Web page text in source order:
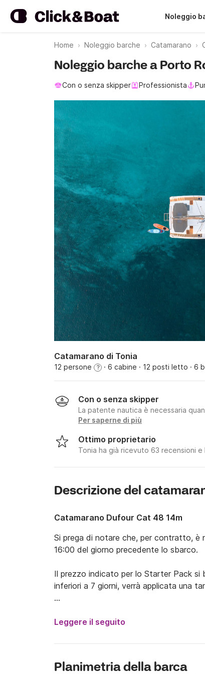
Noleggio
Home Noleggio barche Catamarano
Noleggio barche a Porto
Con o senza skipper Professionista
Catamarano di Tonia
12 persone ? · 6 cabine · 12 posti letto · 6
Con o senza skipper
La patente nautica è necessaria
Per saperne di più
Ottimo proprietario
Tonia ha già ricevuto 63 recensioni
Descrizione del
Catamarano Dufour Cat 48 14m
Si prega di notare che, per contratto, è
16:00 del giorno precedente lo sbarco.
Il prezzo indicato per lo Starter Pack si
inferiori a 7 giorni, verrà applicata una
parti, il prezzo esatto verrà comunicato
Vi diamo il benvenuto al nostro
(2023).
Leggere il seguito
Planimetria della barca